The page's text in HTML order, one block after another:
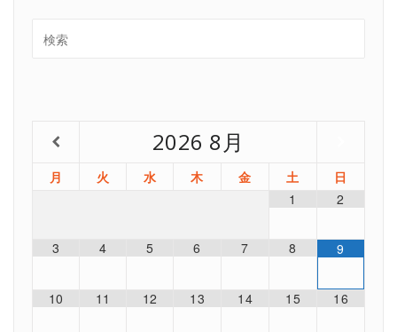
2026 8月
月 火 水 木 金 土
日
1
2
3 4 5 6 7 8 9
10 11 12 13 14 15 16